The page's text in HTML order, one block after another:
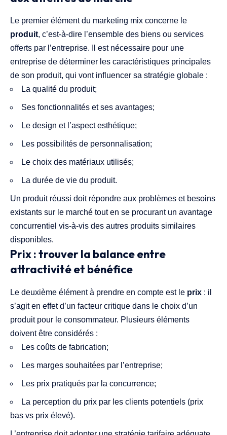
Le premier élément du marketing mix concerne le
produit, c’est-à-dire l’ensemble des biens ou services
offerts par l’entreprise. Il est nécessaire pour une
entreprise de déterminer les caractéristiques principales
de son produit, qui vont influencer sa stratégie globale :
La qualité du produit;
Ses fonctionnalités et ses avantages;
Le design et l’aspect esthétique;
Les possibilités de personnalisation;
Le choix des matériaux utilisés;
La durée de vie du produit.
Un produit réussi doit répondre aux problèmes et besoins
existants sur le marché tout en se procurant un avantage
concurrentiel vis-à-vis des autres produits similaires
disponibles.
Prix : trouver la balance entre
attractivité et bénéfice
Le deuxième élément à prendre en compte est le prix : il
s’agit en effet d’un facteur critique dans le choix d’un
produit pour le consommateur. Plusieurs éléments
doivent être considérés :
Les coûts de fabrication;
Les marges souhaitées par l’entreprise;
Les prix pratiqués par la concurrence;
La perception du prix par les clients potentiels (prix
bas vs prix élevé).